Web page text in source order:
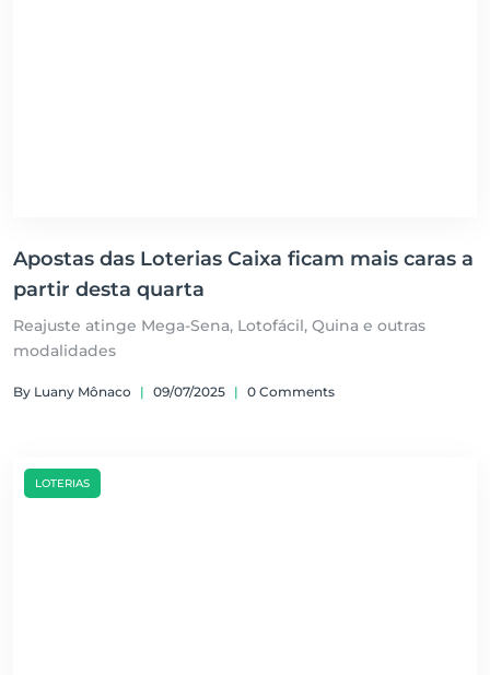
Apostas das Loterias Caixa ficam mais caras a
partir desta quarta
Reajuste atinge Mega-Sena, Lotofácil, Quina e outras
modalidades
By Luany Mônaco | 09/07/2025 | 0 Comments
LOTERIAS